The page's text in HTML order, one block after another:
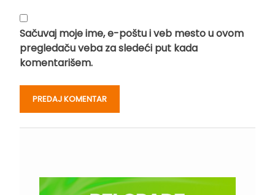
Sačuvaj moje ime, e-poštu i veb mesto u ovom
pregledaču veba za sledeći put kada
komentarišem.